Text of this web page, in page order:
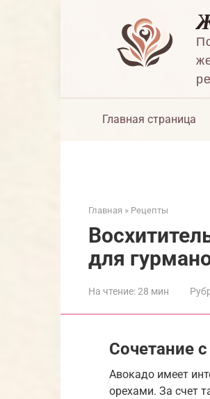
Главная страница
Главная » Рецепты
для
На чтение:28 мин
Сочетание
Авокадо имеет
орехами. За счет